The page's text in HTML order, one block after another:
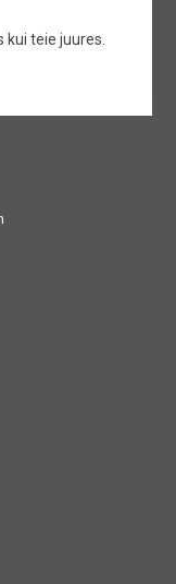
kui teie juures.